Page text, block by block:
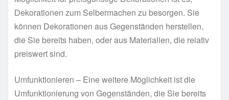
Dekorationen zum Selbermachen zu besorgen. Sie
können Dekorationen aus Gegenständen herstellen,
die Sie bereits haben, oder aus Materialien, die relativ
preiswert sind.
Umfunktionieren – Eine weitere Möglichkeit ist die
Umfunktionierung von Gegenständen, die Sie bereits